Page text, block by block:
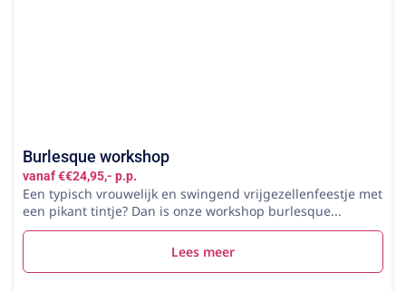
Burlesque workshop
vanaf €€24,95,- p.p.
Een typisch vrouwelijk en swingend vrijgezellenfeestje met
een pikant tintje? Dan is onze workshop burlesque...
Lees meer